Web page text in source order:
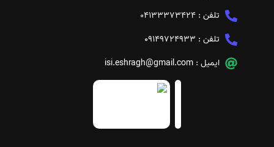
تلفن : 04133373424
تلفن : 09149724933
ایمیل : isi.eshragh@gmail.com